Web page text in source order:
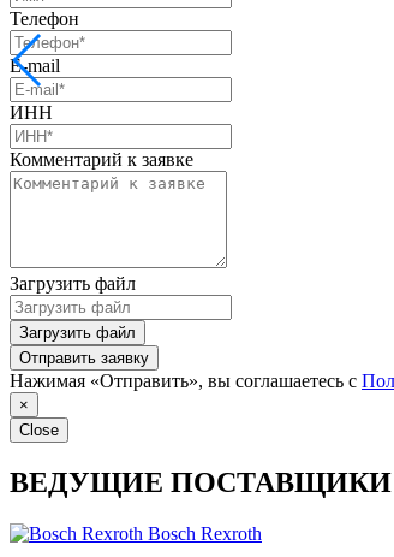
Телефон
E-mail
ИНН
Комментарий к заявке
Загрузить файл
Загрузить файл
Отправить заявку
Нажимая «Отправить», вы соглашаетесь с
×
Close
ВЕДУЩИЕ ПОСТАВЩИКИ
Bosch Rexroth